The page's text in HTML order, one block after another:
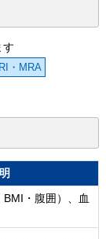
す
・MRA
・腹囲）、血